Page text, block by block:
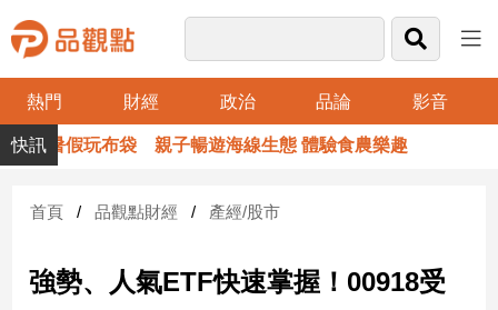
熱門 財經 政治 品論 影音
品
觀
財
台
玩布袋 親子暢遊海線生態 體驗食農樂趣
首頁 品觀點財經 產經/股市
強勢、人氣ETF快速掌握！00918受